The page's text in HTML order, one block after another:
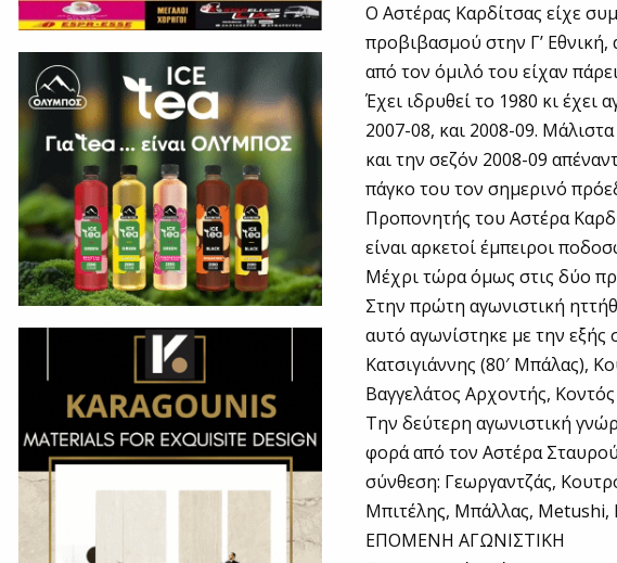
Ο Αστέρας Καρδίτσας είχε
προβιβασμού στην Γ’ Εθνική,
από τον όμιλό του είχαν
Έχει ιδρυθεί το 1980 κι έχει
2007-08, και 2008-09.
και την σεζόν 2008-09
πάγκο του τον σημερινό
Προπονητής του Αστέρα
είναι αρκετοί έμπειροι
Μέχρι τώρα όμως στις δύο
Στην πρώτη αγωνιστική
αυτό αγωνίστηκε με την
Κατσιγιάννης (80′ Μπάλας),
Βαγγελάτος Αρχοντής,
Την δεύτερη αγωνιστική
φορά από τον Αστέρα
σύνθεση: Γεωργαντζάς,
Μπιτέλης, Μπάλλας, Metushi,
ΕΠΟΜΕΝΗ ΑΓΩΝΙΣΤΙΚΗ